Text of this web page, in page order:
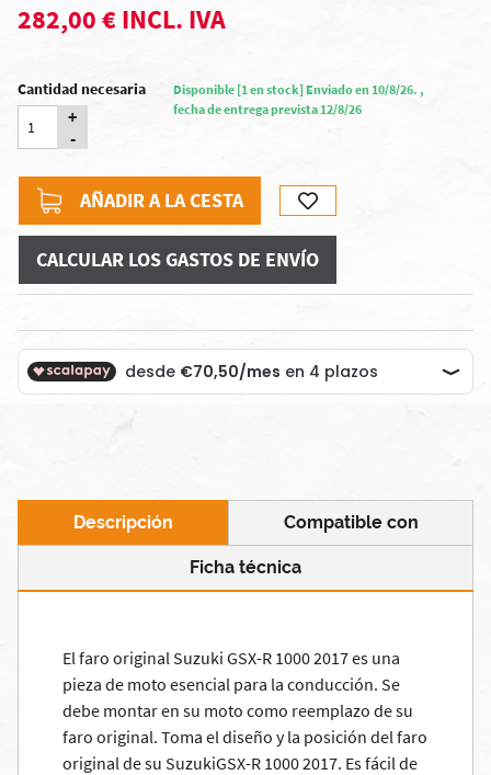
282,00 € INCL. IVA
Cantidad necesaria
+
-
Disponible [1 en stock] Enviado en 10/8/26. ,
fecha de entrega prevista 12/8/26
AÑADIR A LA CESTA
CALCULAR LOS GASTOS DE ENVÍO
Descripción Compatible con
Ficha técnica
El faro original Suzuki GSX-R 1000 2017 es una
pieza de moto esencial para la conducción. Se
debe montar en su moto como reemplazo de su
faro original. Toma el diseño y la posición del faro
original de su SuzukiGSX-R 1000 2017. Es fácil de